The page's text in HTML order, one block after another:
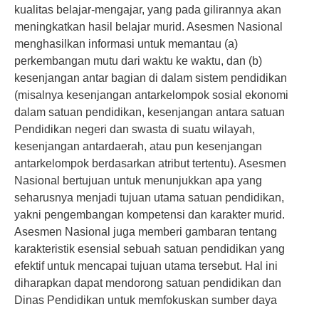
kualitas belajar-mengajar, yang pada gilirannya akan
meningkatkan hasil belajar murid. Asesmen Nasional
menghasilkan informasi untuk memantau (a)
perkembangan mutu dari waktu ke waktu, dan (b)
kesenjangan antar bagian di dalam sistem pendidikan
(misalnya kesenjangan antarkelompok sosial ekonomi
dalam satuan pendidikan, kesenjangan antara satuan
Pendidikan negeri dan swasta di suatu wilayah,
kesenjangan antardaerah, atau pun kesenjangan
antarkelompok berdasarkan atribut tertentu). Asesmen
Nasional bertujuan untuk menunjukkan apa yang
seharusnya menjadi tujuan utama satuan pendidikan,
yakni pengembangan kompetensi dan karakter murid.
Asesmen Nasional juga memberi gambaran tentang
karakteristik esensial sebuah satuan pendidikan yang
efektif untuk mencapai tujuan utama tersebut. Hal ini
diharapkan dapat mendorong satuan pendidikan dan
Dinas Pendidikan untuk memfokuskan sumber daya